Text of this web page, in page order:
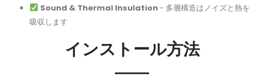
Sound & Thermal Insulation- 多層構造はノイズと熱を
吸収します
インストール方法